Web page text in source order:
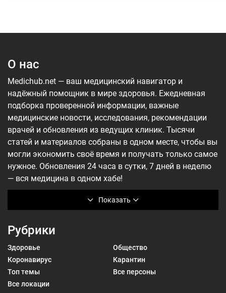
О нас
Показать
Medichub.net — ваш медицинский навигатор и
надёжный помощник в мире здоровья. Ежедневная
подборка проверенной информации, важные
медицинские новости, исследования, рекомендации
врачей и обновления из ведущих клиник. Тысячи
статей и материалов собраны в одном месте, чтобы вы
могли экономить своё время и получать только самое
нужное. Обновления 24 часа в сутки, 7 дней в неделю
— вся медицина в одном хабе!
Рубрики
Здоровье
Общество
Коронавирус
Карантин
Топ темы
Все персоны
Все локации